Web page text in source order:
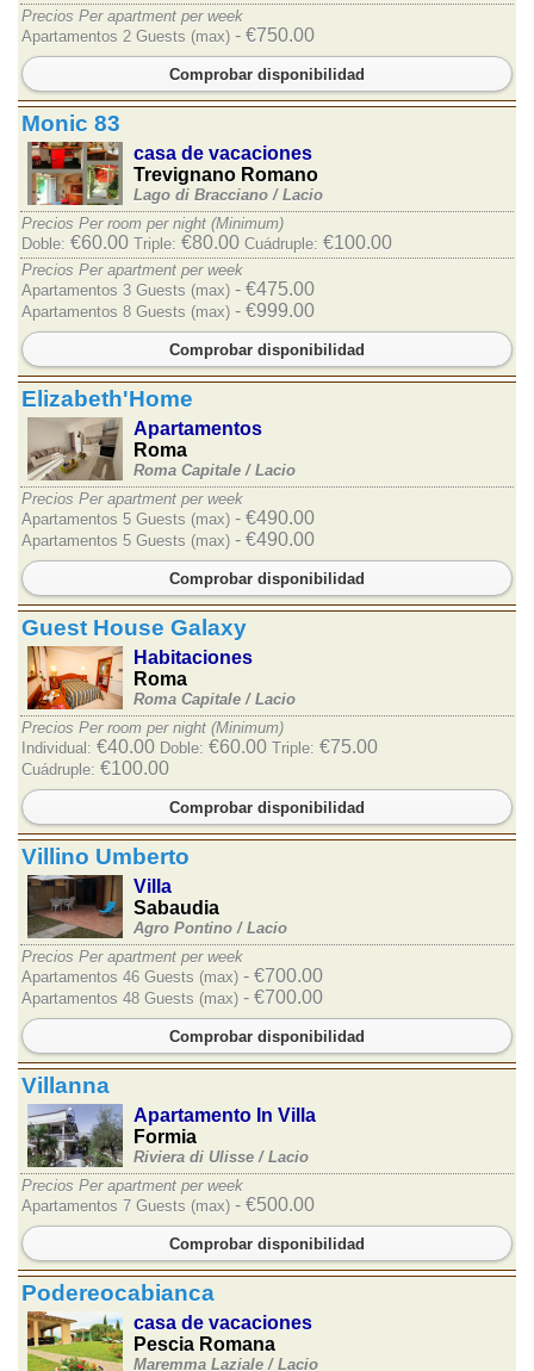
Precios Per apartment per week
Apartamentos 2 Guests (max) - €750.00
Comprobar disponibilidad
Monic 83
casa de vacaciones
Trevignano Romano
Lago di Bracciano / Lacio
Precios Per room per night (Minimum)
Doble: €60.00 Triple: €80.00 Cuádruple: €100.00
Precios Per apartment per week
Apartamentos 3 Guests (max) - €475.00
Apartamentos 8 Guests (max) - €999.00
Comprobar disponibilidad
Elizabeth'Home
Apartamentos
Roma
Roma Capitale / Lacio
Precios Per apartment per week
Apartamentos 5 Guests (max) - €490.00
Apartamentos 5 Guests (max) - €490.00
Comprobar disponibilidad
Guest House Galaxy
Habitaciones
Roma
Roma Capitale / Lacio
Precios Per room per night (Minimum)
Individual: €40.00 Doble: €60.00 Triple: €75.00
Cuádruple: €100.00
Comprobar disponibilidad
Villino Umberto
Villa
Sabaudia
Agro Pontino / Lacio
Precios Per apartment per week
Apartamentos 46 Guests (max) - €700.00
Apartamentos 48 Guests (max) - €700.00
Comprobar disponibilidad
Villanna
Apartamento In Villa
Formia
Riviera di Ulisse / Lacio
Precios Per apartment per week
Apartamentos 7 Guests (max) - €500.00
Comprobar disponibilidad
Podereocabianca
casa de vacaciones
Pescia Romana
Maremma Laziale / Lacio